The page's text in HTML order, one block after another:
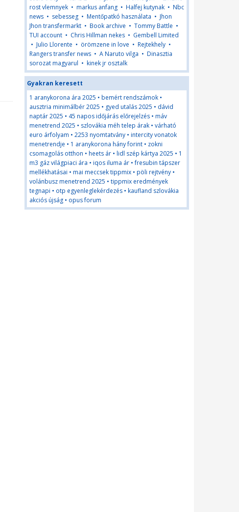
rost vlemnyek • markus anfang • Halfej kutynak • Nbc
news • sebesseg • Mentőpatkó használata • Jhon
Jhon transfermarkt • Book archive • Tommy Battle •
TUI account • Chris Hillman nekes • Gembell Limited
• Julio Llorente • örömzene in love • Rejtekhely •
Rangers transfer news • A Naruto vilga • Dinasztia
sorozat magyarul • kinek jr osztalk
Gyakran keresett
1 aranykorona ára 2025 • bemért rendszámok •
ausztria minimálbér 2025 • gyed utalás 2025 • dávid
naptár 2025 • 45 napos időjárás előrejelzés • máv
menetrend 2025 • szlovákia méh telep árak • várható
euro árfolyam • 2253 nyomtatvány • intercity vonatok
menetrendje • 1 aranykorona hány forint • zokni
csomagolás otthon • heets ár • lidl szép kártya 2025 • 1
m3 gáz világpiaci ára • iqos iluma ár •fresubin tápszer
mellékhatásai • mai meccsek tippmix • pöli rejtvény •
volánbusz menetrend 2025 • tippmix eredmények
tegnapi • otp egyenleglekérdezés • kaufland szlovákia
akciós újság • opus forum